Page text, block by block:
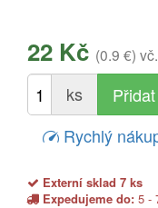
22 Kč (0.9 €)
ks
Rychlý
Externí sklad 7 ks
Expedujeme do: 5 -